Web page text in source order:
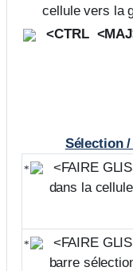
cellule vers la
<CTRL
Sélection
<FAIRE
dans la cellule
<FAIRE
barre